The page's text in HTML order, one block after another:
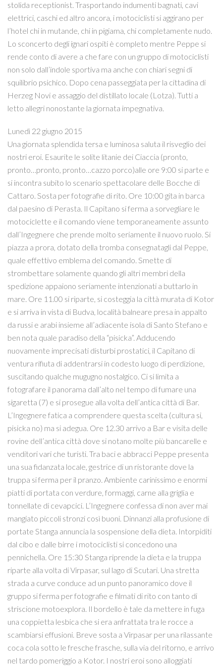
stolida receptionist. Trasportando indumenti bagnati, cavi
elettrici, caschi ed altro ancora, i motociclisti si aggirano per
l’hotel chi in mutande, chi in pigiama, chi completamente nudo.
Lo sconcerto degli ignari ospiti è completo mentre Peppe si
rende conto di avere a che fare con un gruppo di motociclisti
non solo dall’indole sportiva ma anche con chiari segni di
squilibrio psichico. Dopo cena passeggiata per la cittadina di
Herzeg Novi e assaggio del distillato locale (Lotza). Tutti a
letto allegri nonostante la giornata impegnativa.
Lunedì 22 giugno 2015
Una giornata splendida tersa e luminosa saluta il risveglio dei
nostri eroi. Esaurite le solite litanie dei Ciaccia (pronto,
pronto…pronto, pronto…cazzo porco)alle ore 9:00 si parte e
si incontra subito lo scenario spettacolare delle Bocche di
Cattaro. Sosta per fotografie di rito. Ore 10:00 gita in barca
dal paesino di Perasta. Il Capitano si ferma a sorvegliare le
motociclette e il comando viene temporaneamente assunto
dall’Ingegnere che prende molto seriamente il nuovo ruolo. Si
piazza a prora, dotato della tromba consegnatagli dal Peppe,
quale effettivo emblema del comando. Smette di
strombettare solamente quando gli altri membri della
spedizione appaiono seriamente intenzionati a buttarlo in
mare. Ore 11.00 si riparte, si costeggia la città murata di Kotor
e si arriva in vista di Budva, località balneare presa in appalto
da russi e arabi insieme all’adiacente isola di Santo Stefano e
ben nota quale paradiso della “pisicka”. Adducendo
nuovamente imprecisati disturbi prostatici, il Capitano di
ventura rifiuta di addentrarsi in codesto luogo di perdizione,
suscitando qualche mugugno nostalgico. Ci si limita a
fotografare il panorama dall’alto nel tempo di fumare una
sigaretta (7) e si prosegue alla volta dell’antica città di Bar.
L’Ingegnere fatica a comprendere questa scelta (cultura si,
pisicka no) ma si adegua. Ore 12.30 arrivo a Bar e visita delle
rovine dell’antica città dove si notano molte più bancarelle e
venditori vari che turisti. Tra baci e abbracci Peppe presenta
una sua fidanzata locale, gestrice di un ristorante dove la
truppa si ferma per il pranzo. Ambiente carinissimo e enormi
piatti di portata con verdure, formaggi, carne alla griglia e
tonnellate di cevapcici. L’Ingegnere confessa di non aver mai
mangiato piccoli stronzi così buoni. Dinnanzi alla profusione di
portate Stanga annuncia la sospensione della dieta. Intorpiditi
dal cibo e dalle birre i motociclisti si concedono una
pennichella. Ore 15:30 Stanga riprende la dieta e la truppa
riparte alla volta di Virpasar, sul lago di Scutari. Una stretta
strada a curve conduce ad un punto panoramico dove il
gruppo si ferma per fotografie e filmati di rito con tanto di
striscione motoexplora. Il bordello è tale da mettere in fuga
una coppietta lesbica che si era anfrattata tra le rocce a
scambiarsi effusioni. Breve sosta a Virpasar per una rilassante
coca cola sotto le fresche frasche, sulla via del ritorno, e arrivo
nel tardo pomeriggio a Kotor. I nostri eroi sono alloggiati